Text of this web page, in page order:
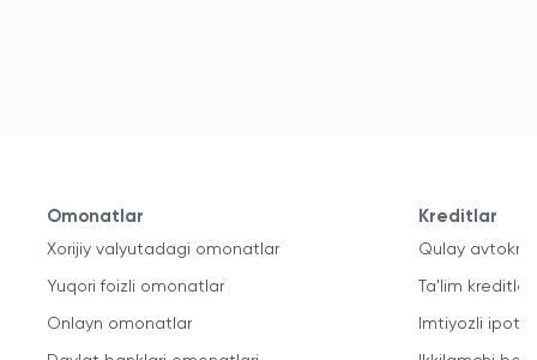
Omonatlar
Xorijiy valyutadagi omonatlar
Yuqori foizli omonatlar
Onlayn omonatlar
Kreditlar
Qulay
Ta'lim kreditlari
Imtiyozli